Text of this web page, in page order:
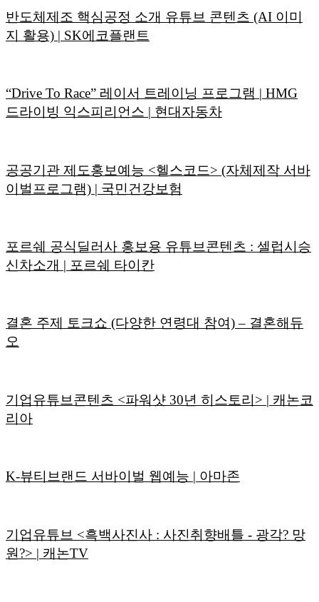
반도체제조 핵심공정 소개 유튜브 콘텐츠 (AI 이미
지 활용) | SK에코플랜트
“Drive To Race” 레이서 트레이닝 프로그램 | HMG
드라이빙 익스피리언스 | 현대자동차
공공기관 제도홍보예능 <헬스코드> (자체제작 서바
이벌프로그램) | 국민건강보험
포르쉐 공식딜러사 홍보용 유튜브콘텐츠 : 셀럽시승
신차소개 | 포르쉐 타이칸
결혼 주제 토크쇼 (다양한 연령대 참여) – 결혼해듀
오
기업유튜브콘텐츠 <파워샷 30년 히스토리> | 캐논코
리아
K-뷰티브랜드 서바이벌 웹예능 | 아마존
기업유튜브 <흑백사진사 : 사진취향배틀 - 광각? 망
원?> | 캐논TV